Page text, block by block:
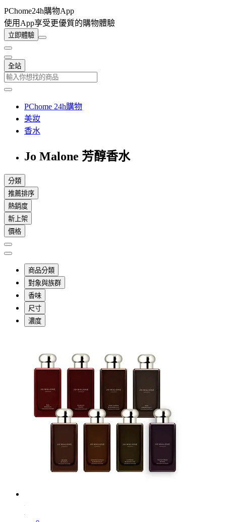
PChome24h購物App
使用App享受更優質的購物體驗
立即體驗
全站
PChome 24h購物
美妝
香水
Jo Malone 芳醇香水
分類
推薦排序
熱銷度
新上架
價格
商品分類
對象與族群
香味
尺寸
濃度